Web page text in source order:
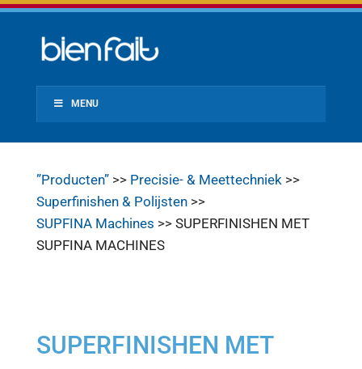
MENU
”Producten”>> Precisie- & Meettechniek>>
Superfinishen & Polijsten>>
SUPFINA Machines >> SUPERFINISHEN MET
SUPFINA MACHINES
SUPERFINISHEN MET